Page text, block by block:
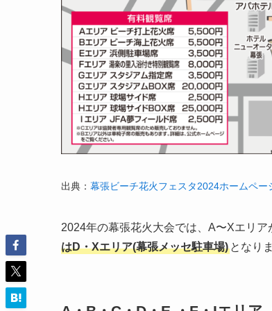
出典： 幕張ビーチ花火フェスタ2024ホームペー
2024年の幕張花火大会では、A〜Xエリア
はD・Xエリア(幕張メッセ駐車場) となり